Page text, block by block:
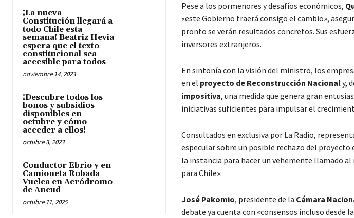
¡La nueva
Constitución llegará a
todo Chile esta
semana! Beatriz Hevia
espera que el texto
constitucional sea
accesible para todos
noviembre 14, 2023
¡Descubre todos los
bonos y subsidios
disponibles en
octubre y cómo
acceder a ellos!
octubre 3, 2023
Conductor Ebrio y en
Camioneta Robada
Vuelca en Aeródromo
de Ancud
octubre 11, 2025
Pese a los pormenores y desafíos económicos,
«este Gobierno traerá consigo el cambio»,
pronto se verán resultados concretos. Sus
inversores extranjeros.
En sintonía con la visión del ministro, los
en el proyecto de Reconstrucción Nacionaly,
impositiva, una medida que genera gran
iniciativas suficientes para impulsar el
Consultados en exclusiva por La Radio,
especular sobre un posible rechazo del proyecto
la instancia para hacer un vehemente llamado
para Chile».
José Pakomio, presidente de la Cámara
debate ya cuenta con «consensos incluso desde